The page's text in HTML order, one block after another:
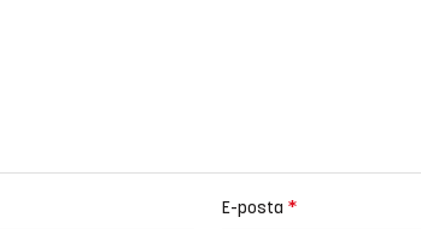
E-posta *